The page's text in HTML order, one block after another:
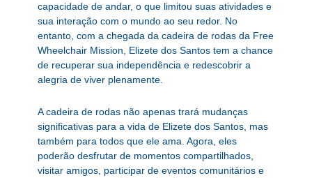
capacidade de andar, o que limitou suas atividades e
sua interação com o mundo ao seu redor. No
entanto, com a chegada da cadeira de rodas da Free
Wheelchair Mission, Elizete dos Santos tem a chance
de recuperar sua independência e redescobrir a
alegria de viver plenamente.
A cadeira de rodas não apenas trará mudanças
significativas para a vida de Elizete dos Santos, mas
também para todos que ele ama. Agora, eles
poderão desfrutar de momentos compartilhados,
visitar amigos, participar de eventos comunitários e